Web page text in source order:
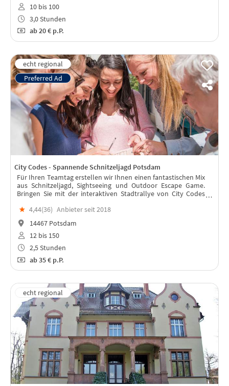
10 bis 100
3,0 Stunden
ab20 € p.P.
City Codes - Spannende Schnitzeljagd Potsdam
Für Ihren Teamtag erstellen wir Ihnen einen fantastischen Mix
aus Schnitzeljagd, Sightseeing und Outdoor Escape Game.
Bringen Sie mit der interaktiven Stadtrallye von City Codes
Abenteuer.
★ 4,44(36) Anbieter seit 2018
14467 Potsdam
12 bis 150
2,5 Stunden
ab35 € p.P.